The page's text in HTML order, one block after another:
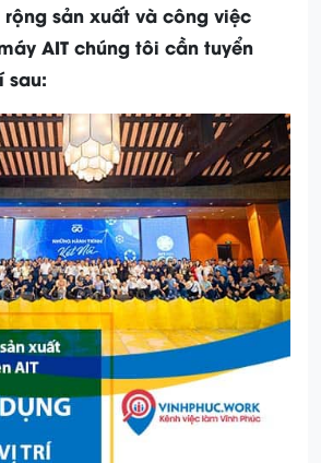
rộng sản xuất và công việc
AIT chúng tôi cần tuyển
sau: